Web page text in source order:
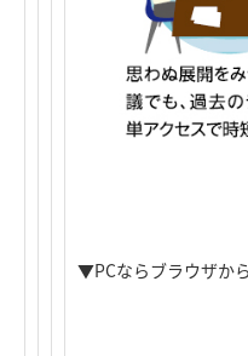
▼PCならブラウザか